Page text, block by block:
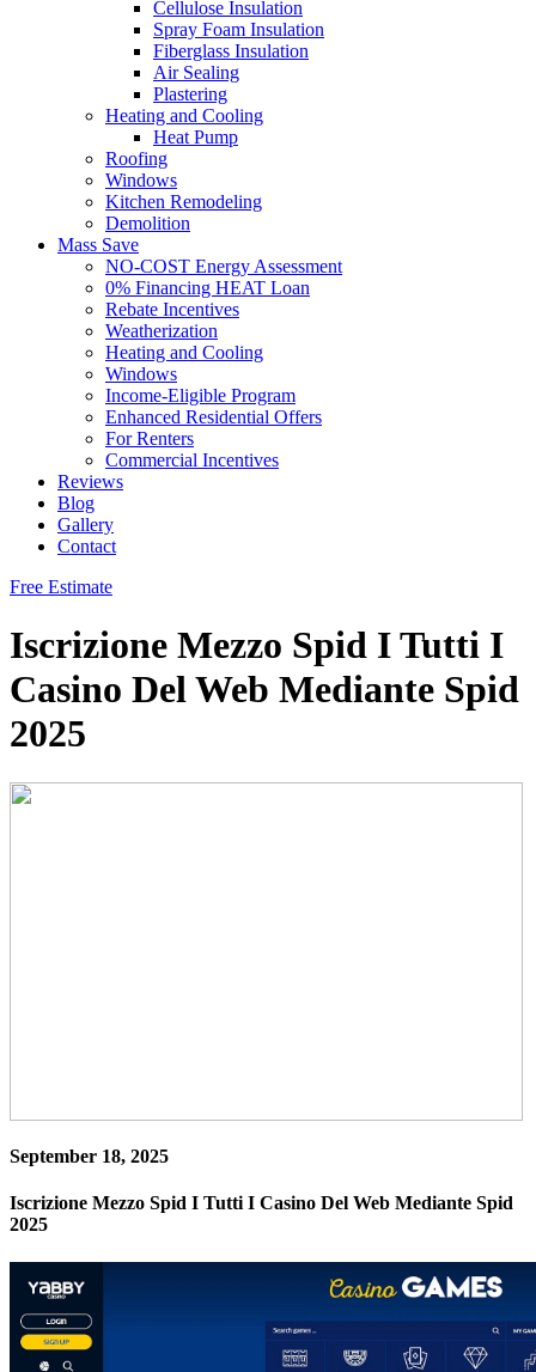
Cellulose Insulation
Spray Foam Insulation
Fiberglass Insulation
Air Sealing
Plastering
Heating and Cooling
Heat Pump
Roofing
Windows
Kitchen Remodeling
Demolition
Mass Save
NO-COST Energy Assessment
0% Financing HEAT Loan
Rebate Incentives
Weatherization
Heating and Cooling
Windows
Income-Eligible Program
Enhanced Residential Offers
For Renters
Commercial Incentives
Reviews
Blog
Gallery
Contact
Free Estimate
Iscrizione Mezzo Spid I Tutti I
Casino Del Web Mediante Spid
2025
September 18, 2025
Iscrizione Mezzo Spid I Tutti I Casino Del Web Mediante Spid
2025